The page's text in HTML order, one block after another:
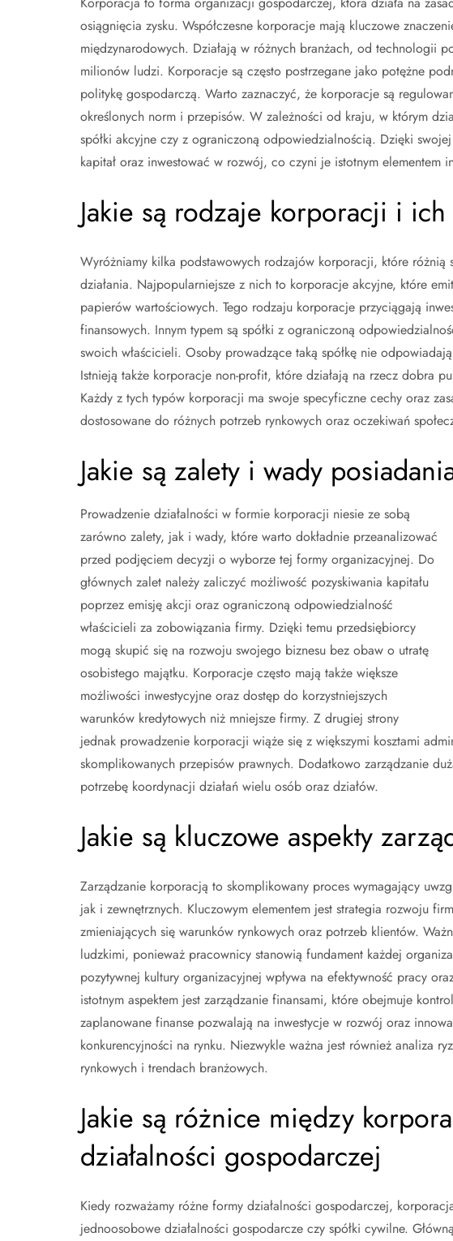
osiągnięcia zysku. Współczesne korporacje mają kluczowe
międzynarodowych. Działają w różnych branżach, od technologii
milionów ludzi. Korporacje są często postrzegane jako potężne
politykę gospodarczą. Warto zaznaczyć, że korporacje są
określonych norm i przepisów. W zależności od kraju, w którym
spółki akcyjne czy z ograniczoną odpowiedzialnością. Dzięki
kapitał oraz inwestować w rozwój, co czyni je istotnym elementem
Jakie są rodzaje korporacji i ich
Wyróżniamy kilka podstawowych rodzajów korporacji, które różnią
działania. Najpopularniejsze z nich to korporacje akcyjne, które
papierów wartościowych. Tego rodzaju korporacje przyciągają
finansowych. Innym typem są spółki z ograniczoną
swoich właścicieli. Osoby prowadzące taką spółkę nie
Istnieją także korporacje non-profit, które działają na rzecz dobra
Każdy z tych typów korporacji ma swoje specyficzne cechy oraz
dostosowane do różnych potrzeb rynkowych oraz oczekiwań
Jakie są zalety i wady
Prowadzenie działalności w formie korporacji niesie ze sobą
zarówno zalety, jak i wady, które warto dokładnie przeanalizować
przed podjęciem decyzji o wyborze tej formy organizacyjnej. Do
głównych zalet należy zaliczyć możliwość pozyskiwania kapitału
poprzez emisję akcji oraz ograniczoną odpowiedzialność
właścicieli za zobowiązania firmy. Dzięki temu przedsiębiorcy
mogą skupić się na rozwoju swojego biznesu bez obaw o utratę
osobistego majątku. Korporacje często mają także większe
możliwości inwestycyjne oraz dostęp do korzystniejszych
warunków kredytowych niż mniejsze firmy. Z drugiej strony
jednak prowadzenie korporacji wiąże się z większymi kosztami
skomplikowanych przepisów prawnych. Dodatkowo zarządzanie
potrzebę koordynacji działań wielu osób oraz działów.
Jakie są kluczowe aspekty
Zarządzanie korporacją to skomplikowany proces wymagający
jak i zewnętrznych. Kluczowym elementem jest strategia rozwoju
zmieniających się warunków rynkowych oraz potrzeb klientów.
ludzkimi, ponieważ pracownicy stanowią fundament każdej
pozytywnej kultury organizacyjnej wpływa na efektywność pracy
istotnym aspektem jest zarządzanie finansami, które obejmuje
zaplanowane finanse pozwalają na inwestycje w rozwój oraz
konkurencyjności na rynku. Niezwykle ważna jest również analiza
rynkowych i trendach branżowych.
Jakie są różnice między
działalności gospodarczej
Kiedy rozważamy różne formy działalności gospodarczej,
jednoosobowe działalności gospodarcze czy spółki cywilne.